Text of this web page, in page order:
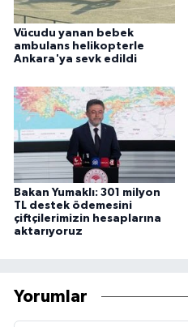
Vücudu yanan bebek
ambulans helikopterle
Ankara'ya sevk edildi
Bakan Yumaklı: 301 milyon
TL destek ödemesini
çiftçilerimizin hesaplarına
aktarıyoruz
Yorumlar